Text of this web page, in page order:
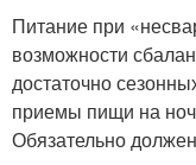
Питание при
возможности
достаточно
приемы пищи на
Обязательно